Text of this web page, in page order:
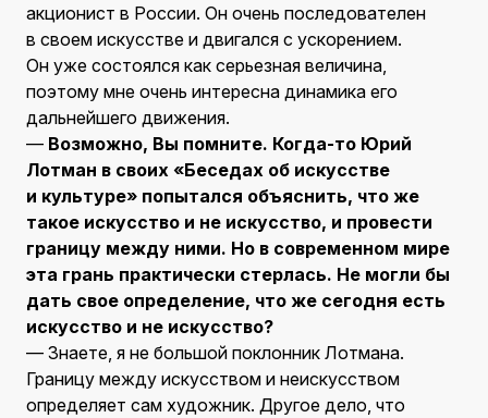
акционист в России. Он очень последователен
в своем искусстве и двигался с ускорением.
Он уже состоялся как серьезная величина,
поэтому мне очень интересна динамика его
дальнейшего движения.
— Возможно, Вы помните. Когда-то Юрий
Лотман в своих «Беседах об искусстве
и культуре» попытался объяснить, что же
такое искусство и не искусство, и провести
границу между ними. Но в современном мире
эта грань практически стерлась. Не могли бы
дать свое определение, что же сегодня есть
искусство и не искусство?
— Знаете, я не большой поклонник Лотмана.
Границу между искусством и неискусством
определяет сам художник. Другое дело, что